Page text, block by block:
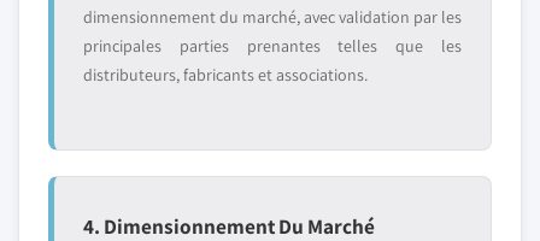
dimensionnement du marché, avec validation par les
principales parties prenantes telles que les
distributeurs, fabricants et associations.
4. Dimensionnement Du Marché